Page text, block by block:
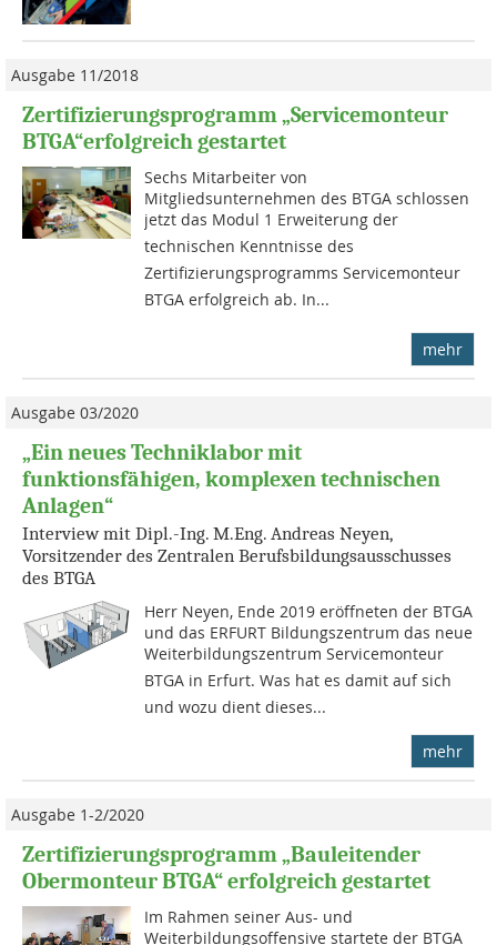
Ausgabe 11/2018
Zertifizierungsprogramm „Servicemonteur
BTGA“erfolgreich gestartet
Sechs Mitarbeiter von
Mitgliedsunternehmen des BTGA schlossen
jetzt das Modul 1 Erweiterung der
technischen Kenntnisse des
Zertifizierungsprogramms Servicemonteur
BTGA erfolgreich ab. In...
mehr
Ausgabe 03/2020
„Ein neues Techniklabor mit
funktionsfähigen, komplexen technischen
Anlagen“
Interview mit Dipl.-Ing. M.Eng. Andreas Neyen,
Vorsitzender des Zentralen Berufsbildungsausschusses
des BTGA
Herr Neyen, Ende 2019 eröffneten der BTGA
und das ERFURT Bildungszentrum das neue
Weiterbildungszentrum Servicemonteur
BTGA in Erfurt. Was hat es damit auf sich
und wozu dient dieses...
mehr
Ausgabe 1-2/2020
Zertifizierungsprogramm „Bauleitender
Obermonteur BTGA“ erfolgreich gestartet
Im Rahmen seiner Aus- und
Weiterbildungsoffensive startete der BTGA